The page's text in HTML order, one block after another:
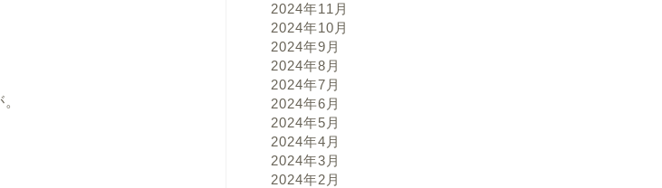
2024年11月
2024年10月
2024年9月
2024年8月
2024年7月
2024年6月
2024年5月
2024年4月
2024年3月
2024年2月